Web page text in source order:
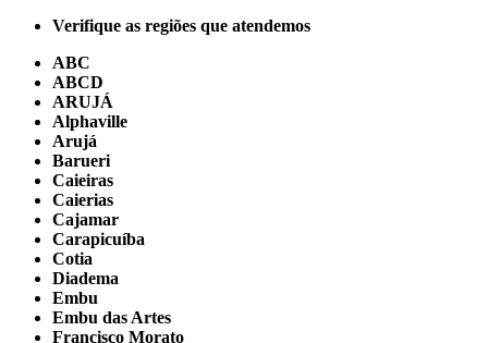
Verifique as regiões que atendemos
ABC
ABCD
ARUJÁ
Alphaville
Arujá
Barueri
Caieiras
Caierias
Cajamar
Carapicuíba
Cotia
Diadema
Embu
Embu das Artes
Francisco Morato